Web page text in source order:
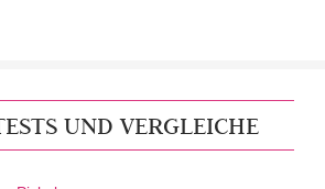
UND VERGLEICHE